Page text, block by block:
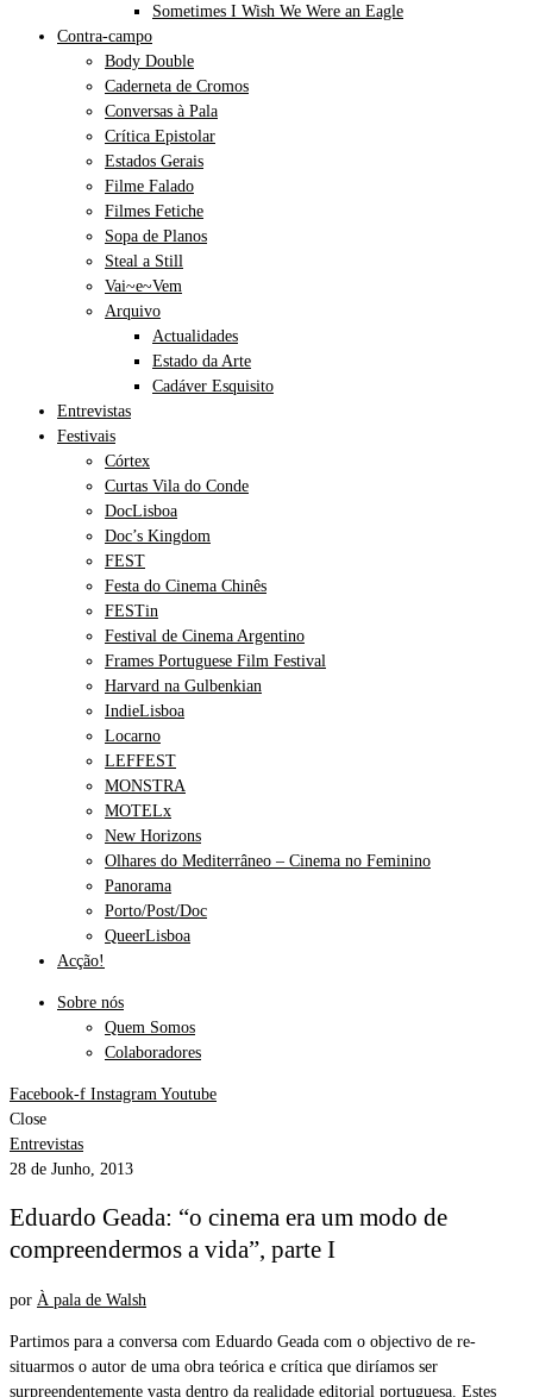
Sometimes I Wish We Were an Eagle
Contra-campo
Body Double
Caderneta de Cromos
Conversas à Pala
Crítica Epistolar
Estados Gerais
Filme Falado
Filmes Fetiche
Sopa de Planos
Steal a Still
Vai~e~Vem
Arquivo
Actualidades
Estado da Arte
Cadáver Esquisito
Entrevistas
Festivais
Córtex
Curtas Vila do Conde
DocLisboa
Doc’s Kingdom
FEST
Festa do Cinema Chinês
FESTin
Festival de Cinema Argentino
Frames Portuguese Film Festival
Harvard na Gulbenkian
IndieLisboa
Locarno
LEFFEST
MONSTRA
MOTELx
New Horizons
Olhares do Mediterrâneo – Cinema no Feminino
Panorama
Porto/Post/Doc
QueerLisboa
Acção!
Sobre nós
Quem Somos
Colaboradores
Facebook-f Instagram Youtube
Close
Entrevistas
28 de Junho, 2013
Eduardo Geada: “o cinema era um modo de
compreendermos a vida”, parte I
por À pala de Walsh
Partimos para a conversa com Eduardo Geada com o objectivo de re-
situarmos o autor de uma obra teórica e crítica que diríamos ser
surpreendentemente vasta dentro da realidade editorial portuguesa. Estes